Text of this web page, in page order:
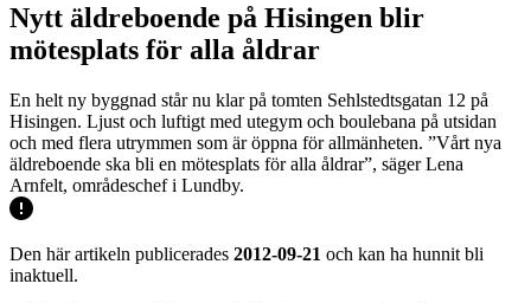
Nytt äldreboende på Hisingen blir
mötesplats för alla åldrar
En helt ny byggnad står nu klar på tomten Sehlstedtsgatan 12 på
Hisingen. Ljust och luftigt med utegym och boulebana på utsidan
och med flera utrymmen som är öppna för allmänheten. ”Vårt nya
äldreboende ska bli en mötesplats för alla åldrar”, säger Lena
Arnfelt, områdeschef i Lundby.
Den här artikeln publicerades 2012-09-21 och kan ha hunnit bli
inaktuell.